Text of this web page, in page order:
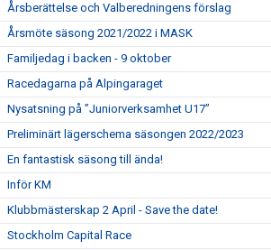
Årsberättelse och Valberedningens förslag
Årsmöte säsong 2021/2022 i MASK
Familjedag i backen - 9 oktober
Racedagarna på Alpingaraget
Nysatsning på ”Juniorverksamhet U17”
Preliminärt lägerschema säsongen 2022/2023
En fantastisk säsong till ända!
Inför KM
Klubbmästerskap 2 April - Save the date!
Stockholm Capital Race